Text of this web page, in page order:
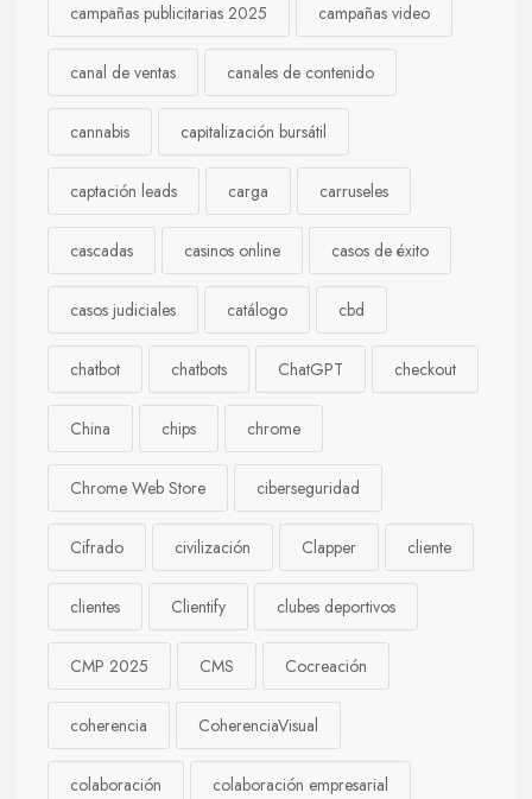
campañas publicitarias 2025 campañas video
canal de ventas canales de contenido
cannabis capitalización bursátil
captación leads carga carruseles
cascadas casinos online casos de éxito
casos judiciales catálogo cbd
chatbot chatbots ChatGPT checkout
China chips chrome
Chrome Web Store ciberseguridad
Cifrado civilización Clapper cliente
clientes Clientify clubes deportivos
CMP 2025 CMS Cocreación
coherencia CoherenciaVisual
colaboración colaboración empresarial